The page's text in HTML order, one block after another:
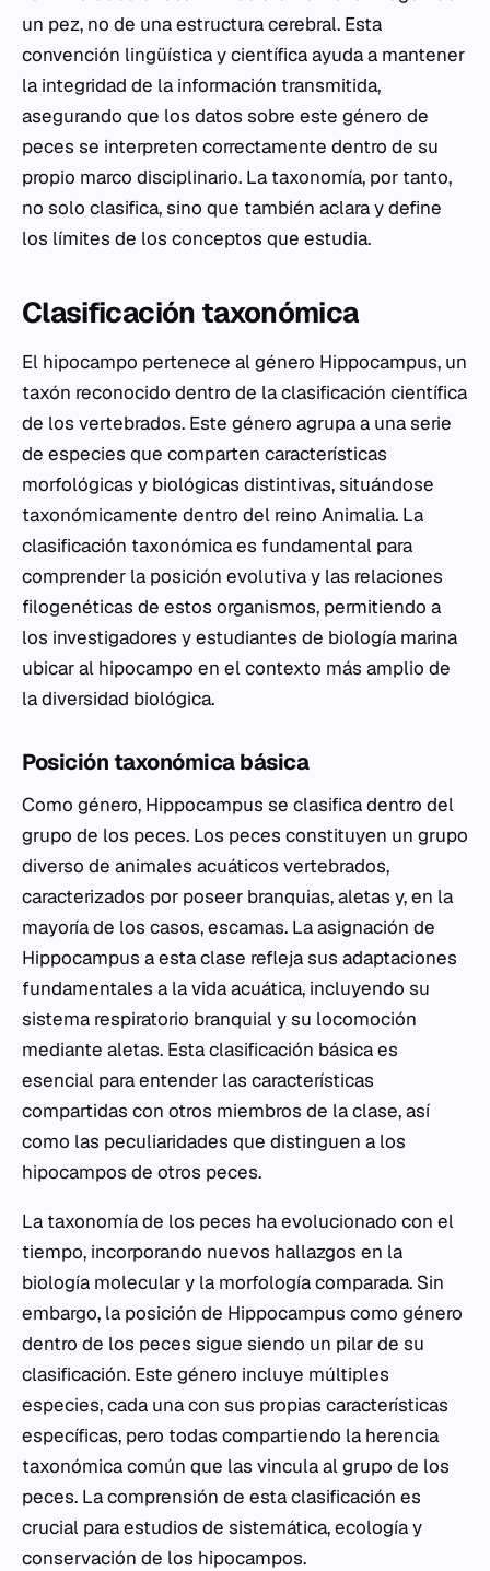
un pez, no de una estructura cerebral. Esta
convención lingüística y científica ayuda a mantener
la integridad de la información transmitida,
asegurando que los datos sobre este género de
peces se interpreten correctamente dentro de su
propio marco disciplinario. La taxonomía, por tanto,
no solo clasifica, sino que también aclara y define
los límites de los conceptos que estudia.
Clasificación taxonómica
El hipocampo pertenece al género Hippocampus, un
taxón reconocido dentro de la clasificación científica
de los vertebrados. Este género agrupa a una serie
de especies que comparten características
morfológicas y biológicas distintivas, situándose
taxonómicamente dentro del reino Animalia. La
clasificación taxonómica es fundamental para
comprender la posición evolutiva y las relaciones
filogenéticas de estos organismos, permitiendo a
los investigadores y estudiantes de biología marina
ubicar al hipocampo en el contexto más amplio de
la diversidad biológica.
Posición taxonómica básica
Como género, Hippocampus se clasifica dentro del
grupo de los peces. Los peces constituyen un grupo
diverso de animales acuáticos vertebrados,
caracterizados por poseer branquias, aletas y, en la
mayoría de los casos, escamas. La asignación de
Hippocampus a esta clase refleja sus adaptaciones
fundamentales a la vida acuática, incluyendo su
sistema respiratorio branquial y su locomoción
mediante aletas. Esta clasificación básica es
esencial para entender las características
compartidas con otros miembros de la clase, así
como las peculiaridades que distinguen a los
hipocampos de otros peces.
La taxonomía de los peces ha evolucionado con el
tiempo, incorporando nuevos hallazgos en la
biología molecular y la morfología comparada. Sin
embargo, la posición de Hippocampus como género
dentro de los peces sigue siendo un pilar de su
clasificación. Este género incluye múltiples
especies, cada una con sus propias características
específicas, pero todas compartiendo la herencia
taxonómica común que las vincula al grupo de los
peces. La comprensión de esta clasificación es
crucial para estudios de sistemática, ecología y
conservación de los hipocampos.